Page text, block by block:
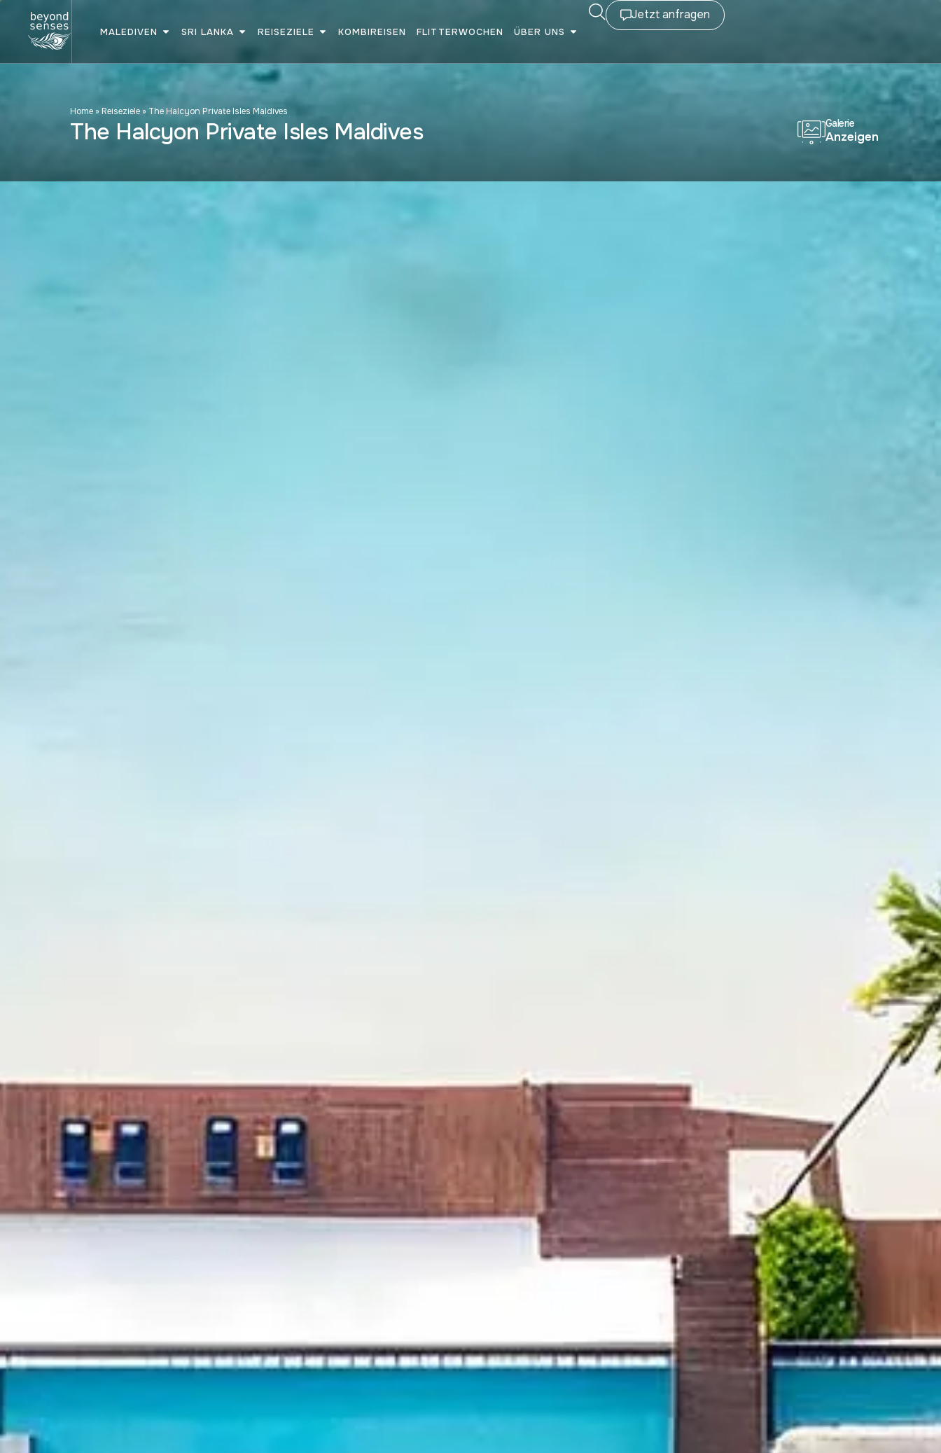
MALEDIVEN SRI LANKA REISEZIELE KOMBIREISEN FLITTERWOCHEN ÜBER UNS
Jetzt anfragen
Home » Reiseziele » The Halcyon Private Isles Maldives
The Halcyon Private Isles Maldives Galerie
Anzeigen